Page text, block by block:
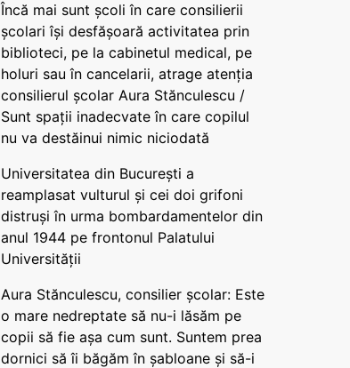
Încă mai sunt școli în care consilierii
școlari își desfășoară activitatea prin
biblioteci, pe la cabinetul medical, pe
holuri sau în cancelarii, atrage atenția
consilierul școlar Aura Stănculescu /
Sunt spații inadecvate în care copilul
nu va destăinui nimic niciodată
Universitatea din București a
reamplasat vulturul și cei doi grifoni
distruși în urma bombardamentelor din
anul 1944 pe frontonul Palatului
Universității
Aura Stănculescu, consilier școlar: Este
o mare nedreptate să nu-i lăsăm pe
copii să fie așa cum sunt. Suntem prea
dornici să îi băgăm în șabloane și să-i